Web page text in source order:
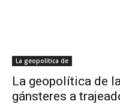
La geopolítica de
La geopolítica de
gánsteres a